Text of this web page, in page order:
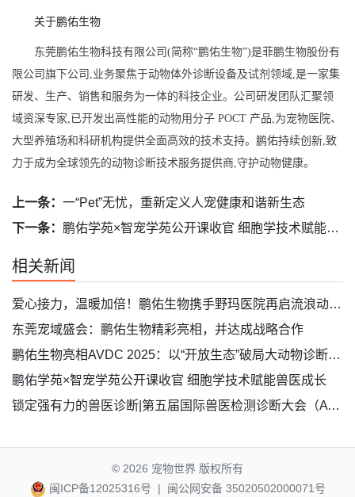
关于鹏佑生物
东莞鹏佑生物科技有限公司(简称“鹏佑生物”)是菲鹏生物股份有
限公司旗下公司,业务聚焦于动物体外诊断设备及试剂领域,是一家集
研发、生产、销售和服务为一体的科技企业。公司研发团队汇聚领
域资深专家,已开发出高性能的动物用分子 POCT 产品,为宠物医院、
大型养殖场和科研机构提供全面高效的技术支持。鹏佑持续创新,致
力于成为全球领先的动物诊断技术服务提供商,守护动物健康。
上一条： 一“Pet”无忧，重新定义人宠健康和谐新生态
下一条： 鹏佑学苑×智宠学苑公开课收官 细胞学技术赋能兽医成长
相关新闻
爱心接力，温暖加倍！鹏佑生物携手野玛医院再启流浪动物关爱之旅
东莞宠域盛会：鹏佑生物精彩亮相，并达成战略合作
鹏佑生物亮相AVDC 2025：以“开放生态”破局大动物诊断新赛道
鹏佑学苑×智宠学苑公开课收官 细胞学技术赋能兽医成长
锁定强有力的兽医诊断|第五届国际兽医检测诊断大会（AVDC）亮点满满！
© 2026 宠物世界 版权所有
闽ICP备12025316号
| 闽公网安备 35020502000071号